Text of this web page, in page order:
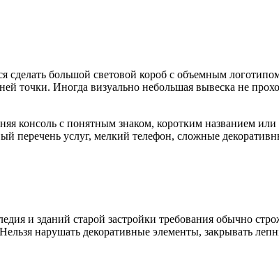
большой световой короб с объемным
точки. Иногда визуально небольшая вывеска не
консоль с понятным знаком, коротким названием
перечень услуг, мелкий телефон, сложные
и зданий старой застройки требования обычно
нарушать декоративные элементы, закрывать